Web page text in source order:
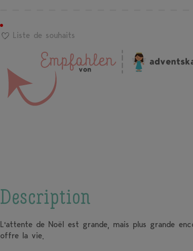
Liste de souhaits
Description
L'attente de Noël est grande, mais plus grande
offre la vie.